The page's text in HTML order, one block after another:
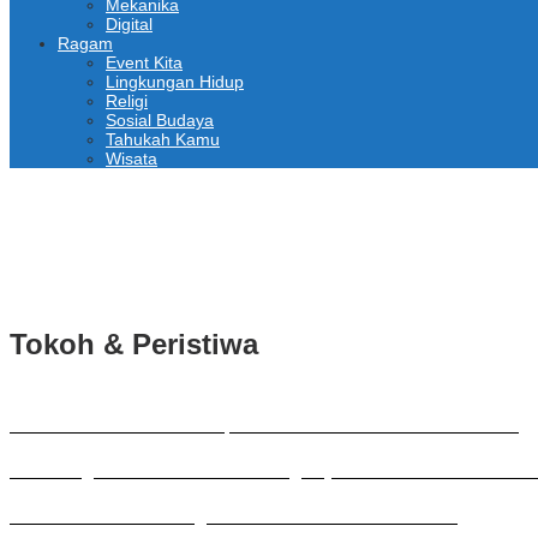
Mekanika
Digital
Ragam
Event Kita
Lingkungan Hidup
Religi
Sosial Budaya
Tahukah Kamu
Wisata
Tokoh & Peristiwa